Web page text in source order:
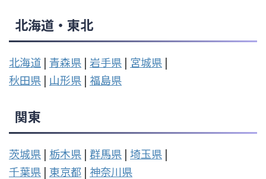
北海道・東北
北海道 | 青森県 | 岩手県 | 宮城県 |
秋田県 | 山形県 | 福島県
関東
茨城県 | 栃木県 | 群馬県 | 埼玉県 |
千葉県 | 東京都 | 神奈川県